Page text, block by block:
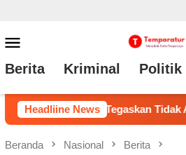
ke
konten
Mobile
Berita Kriminal Politik
Headliine News
Penimbangan dan Pengemasan
Beranda Nasional Berita